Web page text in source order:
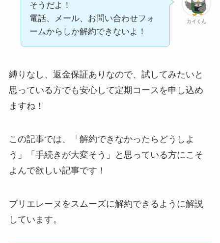
カイくん
そうだよ！
電話、メール、お問い合わせフォ
ームからしか解約できないよ！
縛りなし、返金保証ありなので、試してみたいと
思っている方でも安心して定期コースを申し込め
ますね！
この記事では、「解約できなかったらどうしよ
う」「手続きが大変そう」と思っている方にこそ
よんで欲しい記事です！
ブリエレーヌをスムーズに解約できるように解説
しています。